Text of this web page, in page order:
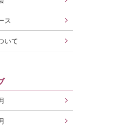
ス
いて